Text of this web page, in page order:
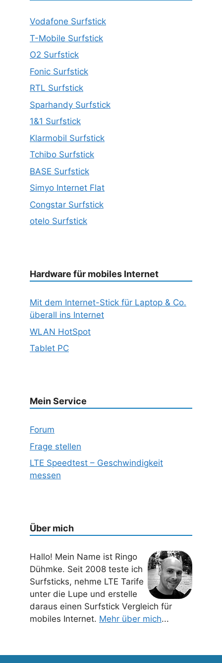
Vodafone Surfstick
T-Mobile Surfstick
O2 Surfstick
Fonic Surfstick
RTL Surfstick
Sparhandy Surfstick
1&1 Surfstick
Klarmobil Surfstick
Tchibo Surfstick
BASE Surfstick
Simyo Internet Flat
Congstar Surfstick
otelo Surfstick
Hardware für mobiles Internet
Mit dem Internet-Stick für Laptop & Co.
überall ins Internet
WLAN HotSpot
Tablet PC
Mein Service
Forum
Frage stellen
LTE Speedtest – Geschwindigkeit
messen
Über mich
Hallo! Mein Name ist Ringo
Dühmke. Seit 2008 teste ich
Surfsticks, nehme LTE Tarife
unter die Lupe und erstelle
daraus einen Surfstick Vergleich für
mobiles Internet. Mehr über mich...